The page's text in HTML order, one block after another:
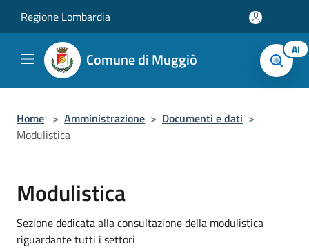
Regione Lombardia
Comune di Muggiò AI
Home > Amministrazione > Documenti e dati >
Modulistica
Modulistica
Sezione dedicata alla consultazione della modulistica
riguardante tutti i settori